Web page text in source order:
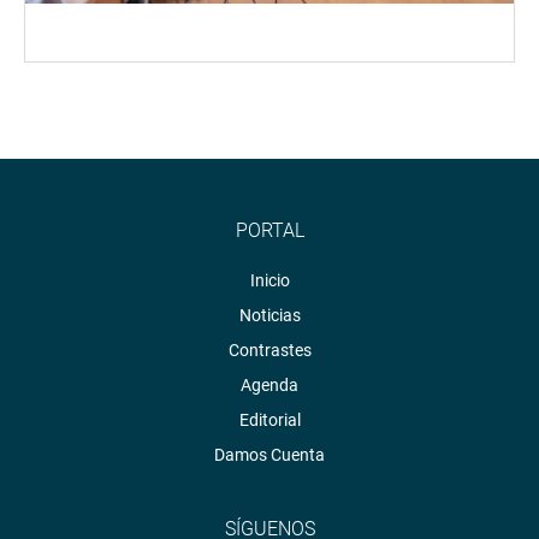
PORTAL
Inicio
Noticias
Contrastes
Agenda
Editorial
Damos Cuenta
SÍGUENOS